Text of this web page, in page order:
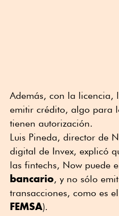
Además, con la licencia,
emitir crédito, algo para
tienen autorización.
Luis Pineda, director de
digital de Invex, explicó
las fintechs, Now puede
bancario, y no sólo
transacciones, como es
FEMSA).